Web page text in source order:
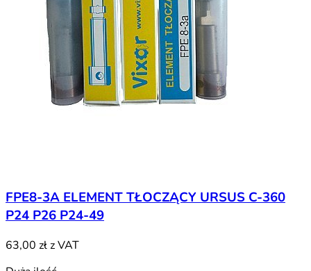
FPE8-3A ELEMENT TŁOCZĄCY URSUS C-360
P24 P26 P24-49
63,00 złz VAT